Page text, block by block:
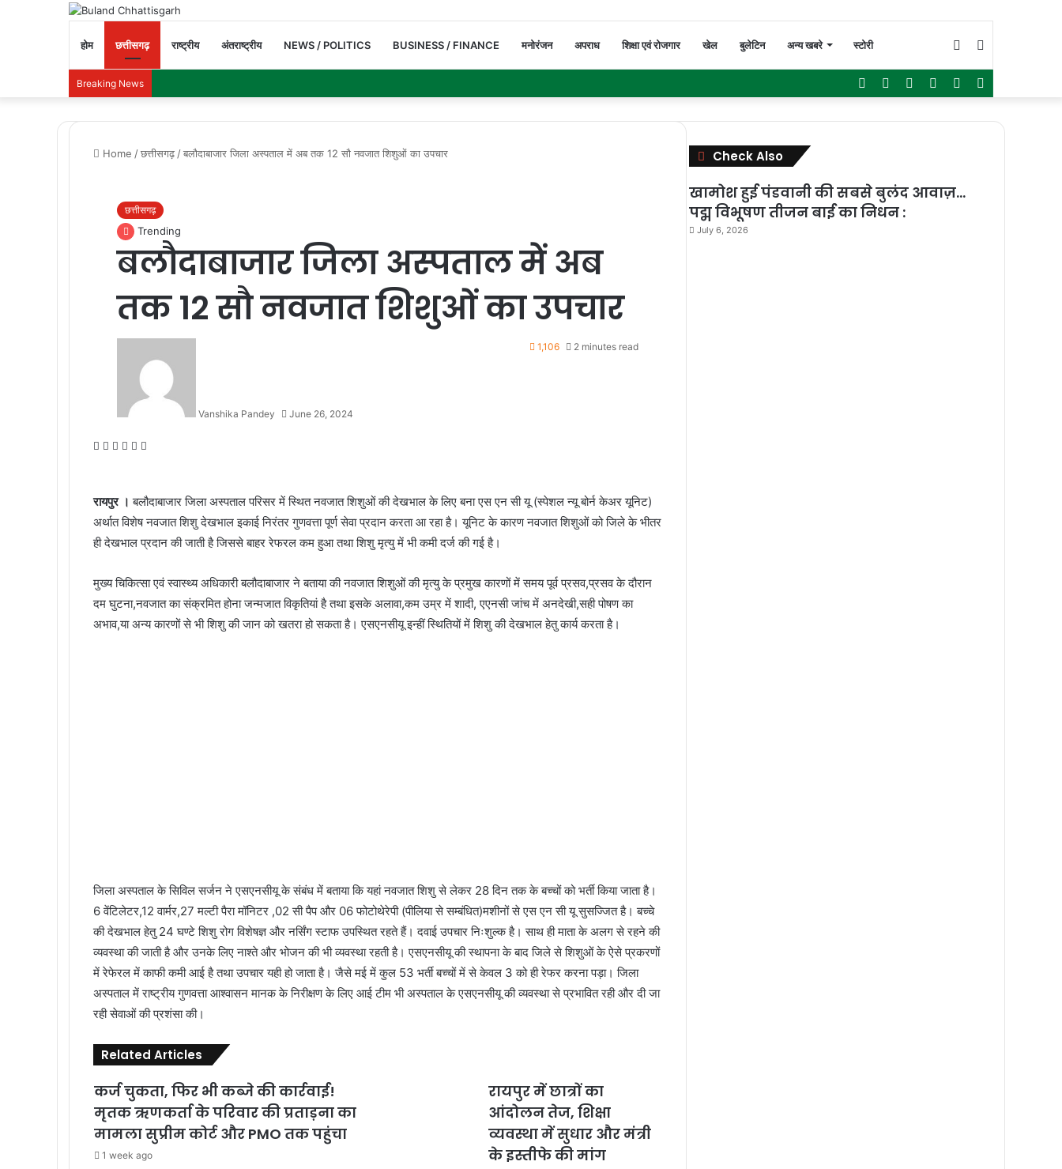
होम छत्तीसगढ़ राष्ट्रीय अंतराष्ट्रीय NEWS / POLITICS BUSINESS / FINANCE मनोरंजन अपराध शिक्षा एवं रोजगार खेल बुलेटिन अन्य खबरे स्टोरी Switch
skin
Breaking News WhatsApp
Instagram
YouTube
Twitter
Facebook
Home /छत्तीसगढ़ /बलौदाबाजार जिला अस्पताल में अब तक 12 सौ नवजात शिशुओं का उपचार
छत्तीसगढ़
Trending
बलौदाबाजार जिला अस्पताल में अब
तक 12 सौ नवजात शिशुओं का उपचार
Vanshika Pandey June 26, 2024
1,106 2 minutes read
Facebook
Twitter
Messenger
Messenger
WhatsApp
रायपुर । बलौदाबाजार जिला अस्पताल परिसर में स्थित नवजात शिशुओं की देखभाल के लिए बना एस एन सी यू (स्पेशल न्यू बोर्न केअर यूनिट)
अर्थात विशेष नवजात शिशु देखभाल इकाई निरंतर गुणवत्ता पूर्ण सेवा प्रदान करता आ रहा है। यूनिट के कारण नवजात शिशुओं को जिले के भीतर
ही देखभाल प्रदान की जाती है जिससे बाहर रेफरल कम हुआ तथा शिशु मृत्यु में भी कमी दर्ज की गई है।
मुख्य चिकित्सा एवं स्वास्थ्य अधिकारी बलौदाबाजार ने बताया की नवजात शिशुओं की मृत्यु के प्रमुख कारणों में समय पूर्व प्रसव,प्रसव के दौरान
दम घुटना,नवजात का संक्रमित होना जन्मजात विकृतियां है तथा इसके अलावा,कम उम्र में शादी, एएनसी जांच में अनदेखी,सही पोषण का
अभाव,या अन्य कारणों से भी शिशु की जान को खतरा हो सकता है। एसएनसीयू इन्हीं स्थितियों में शिशु की देखभाल हेतु कार्य करता है।
जिला अस्पताल के सिविल सर्जन ने एसएनसीयू के संबंध में बताया कि यहां नवजात शिशु से लेकर 28 दिन तक के बच्चों को भर्ती किया जाता है।
6 वेंटिलेटर,12 वार्मर,27 मल्टी पैरा मॉनिटर ,02 सी पैप और 06 फोटोथेरेपी (पीलिया से सम्बंधित)मशीनों से एस एन सी यू सुसज्जित है। बच्चे
की देखभाल हेतु 24 घण्टे शिशु रोग विशेषज्ञ और नर्सिंग स्टाफ उपस्थित रहते हैं। दवाई उपचार निःशुल्क है। साथ ही माता के अलग से रहने की
व्यवस्था की जाती है और उनके लिए नाश्ते और भोजन की भी व्यवस्था रहती है। एसएनसीयू की स्थापना के बाद जिले से शिशुओं के ऐसे प्रकरणों
में रेफेरल में काफी कमी आई है तथा उपचार यही हो जाता है। जैसे मई में कुल 53 भर्ती बच्चों में से केवल 3 को ही रेफर करना पड़ा। जिला
अस्पताल में राष्ट्रीय गुणवत्ता आश्वासन मानक के निरीक्षण के लिए आई टीम भी अस्पताल के एसएनसीयू की व्यवस्था से प्रभावित रही और दी जा
रही सेवाओं की प्रशंसा की।
Related Articles
कर्ज चुकता, फिर भी कब्जे की कार्रवाई!
मृतक ऋणकर्ता के परिवार की प्रताड़ना का
मामला सुप्रीम कोर्ट और PMO तक पहुंचा
1 week ago
रायपुर में छात्रों का
आंदोलन तेज, शिक्षा
व्यवस्था में सुधार और मंत्री
के इस्तीफे की मांग
Check Also
Close
खामोश हुई पंडवानी की सबसे बुलंद आवाज़…
पद्म विभूषण तीजन बाई का निधन :
July 6, 2026